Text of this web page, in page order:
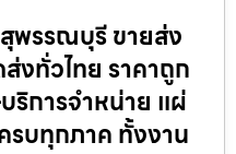
พรรณบุรี ขายส่ง
งทั่วไทย ราคาถูก
การจำหน่าย แผ่
รบทุกภาค ทั้งงาน